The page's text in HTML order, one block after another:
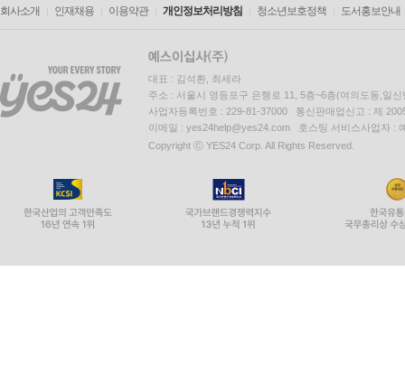
없다는 뜻에서 “대체 불가한 유일의 장르”라는 수
소개되면서 마니아가 양산되는 중이다.
◆ ‘괴이’와 ‘앙화’
―괴이(怪異, かいい): 요괴, 귀신 등의 초자연적인
회사소개 인재채용 이용약관 개인정보처리방침 청소년보호정책 도서홍보안내
대표 : 김석환, 최세라
주소 : 서울시 영등포구 은행로 11, 5층~6층(여의도동,일신
사업자등록번호 : 229-81-37000 통신판매업신고 : 제
이메일 : yes24help@yes24.com 호스팅 서비스사업자 :
Copyright ⓒ YES24 Corp. All Rights Reserved.